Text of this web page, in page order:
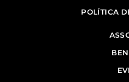
POLÍTICA